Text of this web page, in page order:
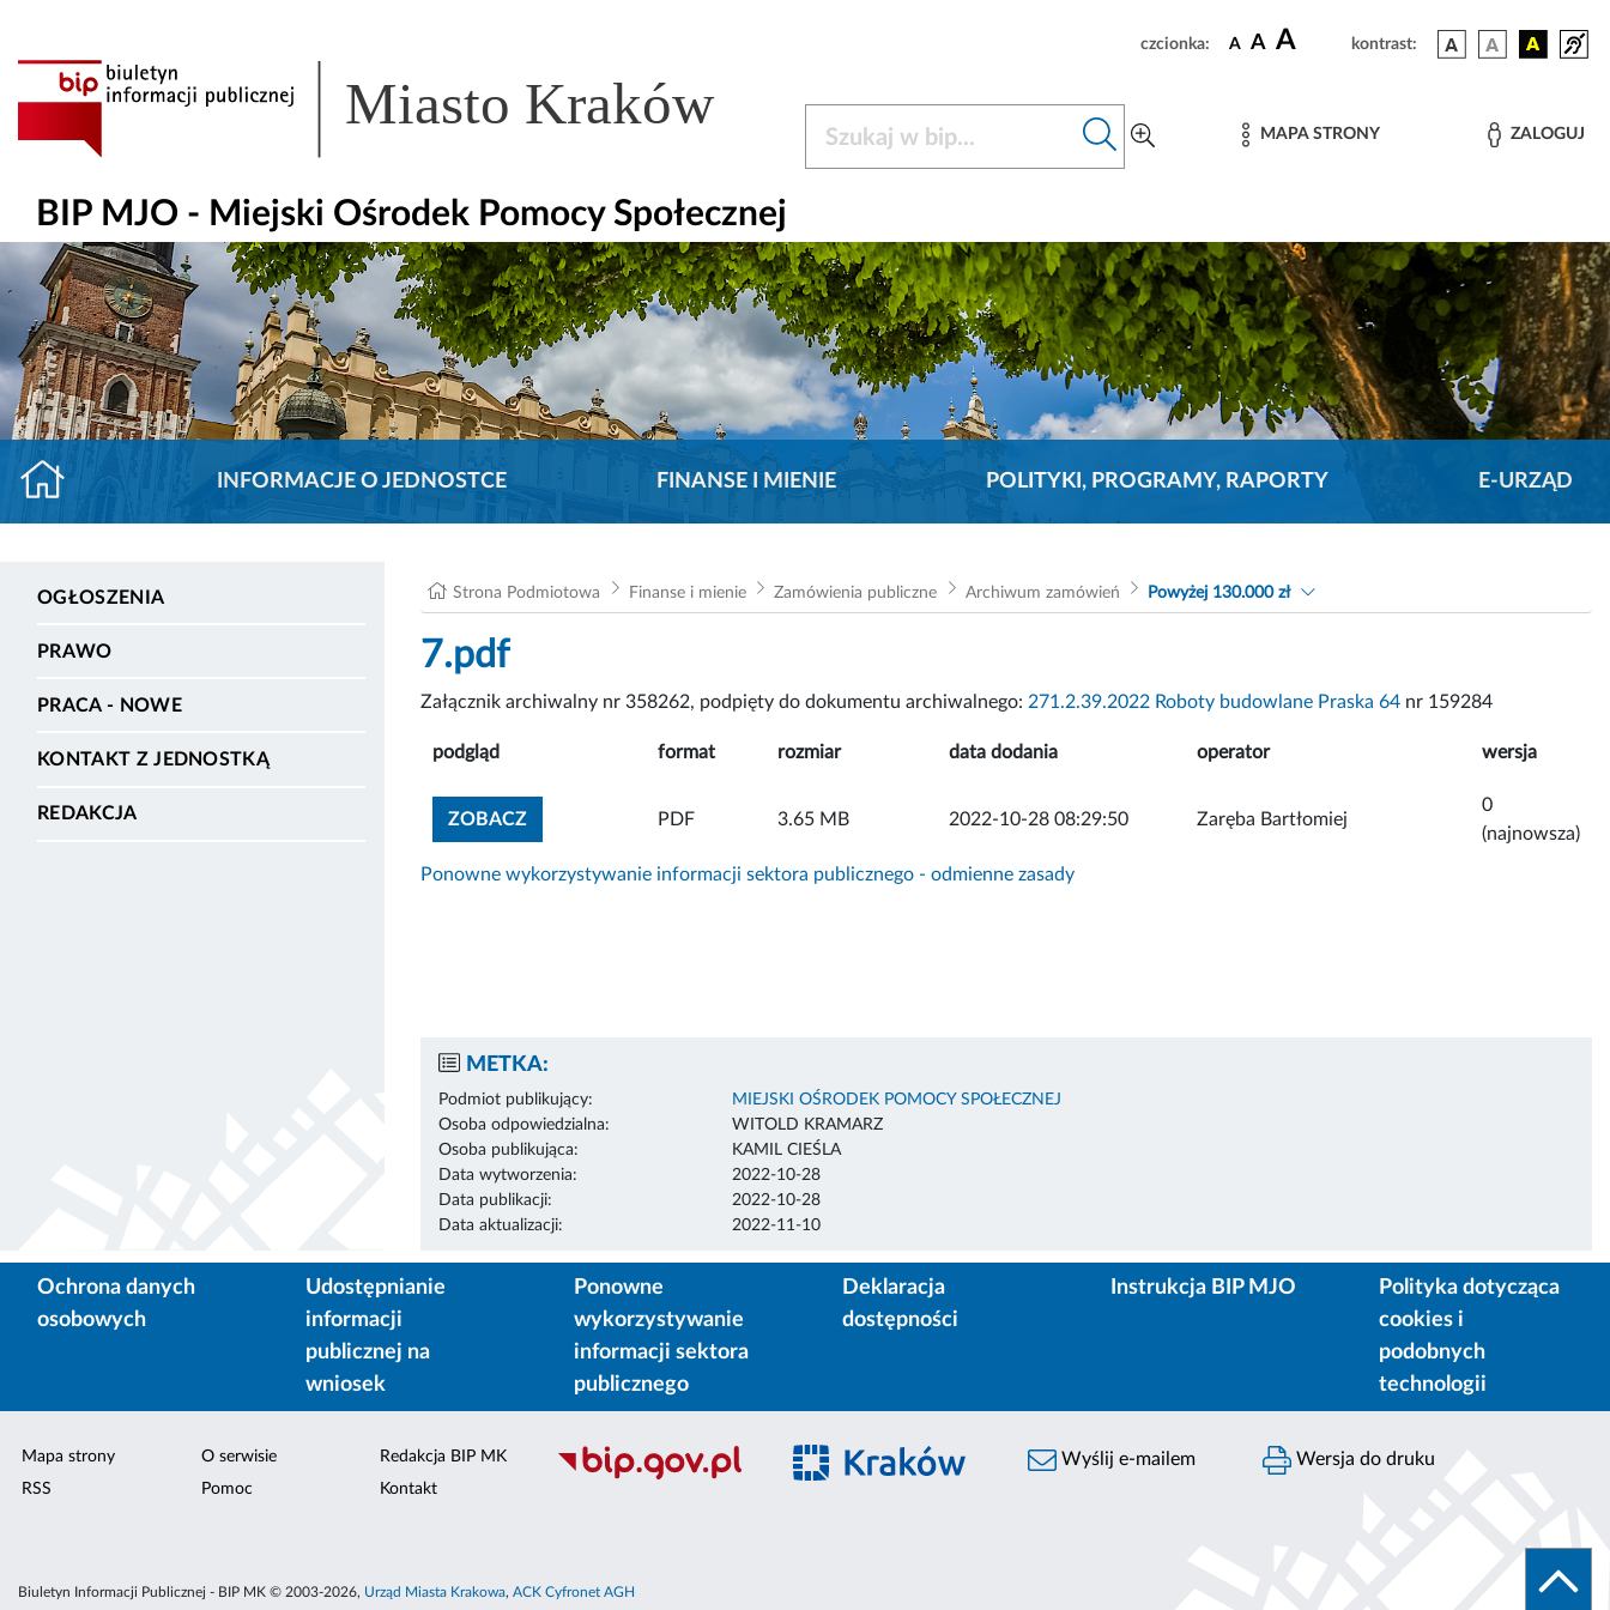
czcionka: A A A kontrast:
Miasto Kraków MAPA STRONY ZALOGUJ
BIP MJO - Miejski Ośrodek Pomocy Społecznej
INFORMACJE O JEDNOSTCE FINANSE I MIENIE POLITYKI, PROGRAMY, RAPORTY E-URZĄD
OGŁOSZENIA
PRAWO
PRACA - NOWE
KONTAKT Z JEDNOSTKĄ
REDAKCJA
Strona Podmiotowa Finanse i mienie Zamówienia publiczne Archiwum zamówień Powyżej 130.000 zł
7.pdf
Załącznik archiwalny nr 358262, podpięty do dokumentu archiwalnego: 271.2.39.2022 Roboty budowlane Praska 64 nr 159284
podgląd format rozmiar data dodania operator wersja
ZOBACZZOBACZ ZAŁĄCZNIK
PDF 3.65 MB 2022-10-28 08:29:50 Zaręba Bartłomiej
0
(najnowsza)
Ponowne wykorzystywanie informacji sektora publicznego - odmienne zasady
METKA:
Podmiot publikujący:
MIEJSKI OŚRODEK POMOCY SPOŁECZNEJ
Osoba odpowiedzialna:
WITOLD KRAMARZ
Osoba publikująca:
KAMIL CIEŚLA
Data wytworzenia:
2022-10-28
Data publikacji:
2022-10-28
Data aktualizacji:
2022-11-10
Ochrona danych
osobowych
Udostępnianie
informacji
publicznej na
wniosek
Ponowne
wykorzystywanie
informacji sektora
publicznego
Deklaracja
dostępności
Instrukcja BIP MJO
Polityka dotycząca
cookies i
podobnych
technologii
Mapa strony
RSS
O serwisie
Pomoc
Redakcja BIP MK
Kontakt
Wyślij e-mailem Wersja do druku
Biuletyn Informacji Publicznej - BIP MK © 2003-2026, Urząd Miasta Krakowa, ACK Cyfronet AGH